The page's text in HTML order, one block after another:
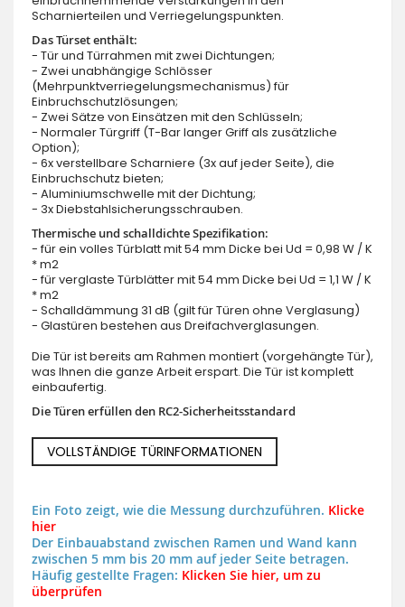
Scharnierteilen und Verriegelungspunkten.
Das Türset enthält:
- Tür und Türrahmen mit zwei Dichtungen;
- Zwei unabhängige Schlösser
(Mehrpunktverriegelungsmechanismus) für
Einbruchschutzlösungen;
- Zwei Sätze von Einsätzen mit den Schlüsseln;
- Normaler Türgriff (T-Bar langer Griff als zusätzliche
Option);
- 6x verstellbare Scharniere (3x auf jeder Seite), die
Einbruchschutz bieten;
- Aluminiumschwelle mit der Dichtung;
- 3x Diebstahlsicherungsschrauben.
Thermische und schalldichte Spezifikation:
- für ein volles Türblatt mit 54 mm Dicke bei Ud = 0,98 W / K
* m2
- für verglaste Türblätter mit 54 mm Dicke bei Ud = 1,1 W / K
* m2
- Schalldämmung 31 dB (gilt für Türen ohne Verglasung)
- Glastüren bestehen aus Dreifachverglasungen.
Die Tür ist bereits am Rahmen montiert (vorgehängte Tür),
was Ihnen die ganze Arbeit erspart. Die Tür ist komplett
einbaufertig.
Die Türen erfüllen den RC2-Sicherheitsstandard
VOLLSTÄNDIGE TÜRINFORMATIONEN
Ein Foto zeigt, wie die Messung durchzuführen. Klicke
hier
Der Einbauabstand zwischen Ramen und Wand kann
zwischen 5 mm bis 20 mm auf jeder Seite betragen.
Häufig gestellte Fragen: Klicken Sie hier, um zu
überprüfen